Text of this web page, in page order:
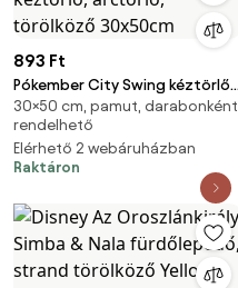
893 Ft
Pókember City Swing kéztörlő,
arctörlő, törölköző 30x50cm
30×50 cm, pamut, darabonként
rendelhető
Elérhető 2 webáruházban
Raktáron